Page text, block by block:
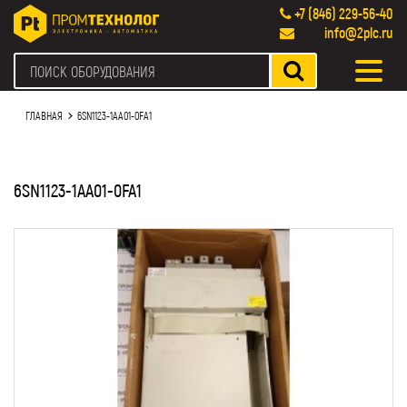
+7 (846) 229-56-40
info@2plc.ru
ГЛАВНАЯ 6SN1123-1AA01-0FA1
6SN1123-1AA01-0FA1